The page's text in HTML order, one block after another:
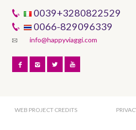
0039+3280822529
0066-829096339
info@happyviaggi.com
WEB PROJECT CREDITS